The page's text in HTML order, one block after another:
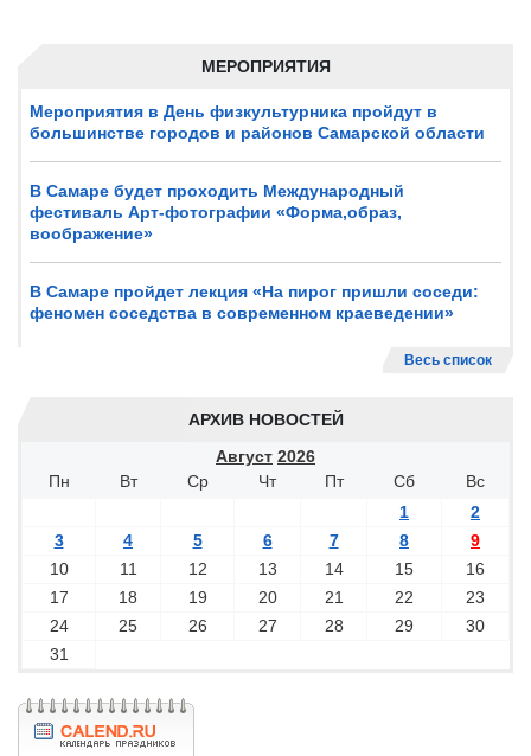
МЕРОПРИЯТИЯ
Мероприятия в День физкультурника пройдут в
большинстве городов и районов Самарской области
В Самаре будет проходить Международный
фестиваль Арт-фотографии «Форма,образ,
воображение»
В Самаре пройдет лекция «На пирог пришли соседи:
феномен соседства в современном краеведении»
Весь список
АРХИВ НОВОСТЕЙ
Август 2026
Пн
Вт Ср Чт Пт Сб
Вс
1
2
3
4 5 6 7 8
9
10
11 12 13 14 15
16
17
18 19 20 21 22
23
24
25 26 27 28 29
30
31